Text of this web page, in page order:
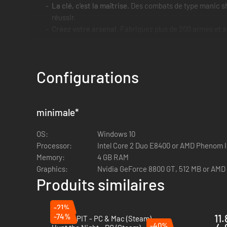
La clé, c'est la maîtrise. Des combats de type manic
réussir.
De nombreux ennemis différents
découvrirez des ressources uniques nécessaires
Découvrez la vérité derrière les
Configurations
minimale*
OS:
Windows 10
Processor:
Intel Core 2 Duo E8400 or AMD Phenom
Memory:
4 GB RAM
Graphics:
Nvidia GeForce 8800 GT, 512 MB or AMD
Produits similaires
-21%
BALL x PIT - PC & Mac (Steam)
-74%